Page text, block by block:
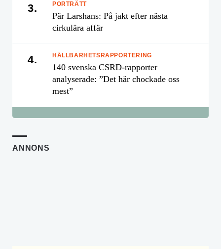
3. PORTRÄTT
Pär Larshans: På jakt efter nästa
cirkulära affär
4. HÅLLBARHETSRAPPORTERING
140 svenska CSRD-rapporter
analyserade: ”Det här chockade oss
mest”
ANNONS